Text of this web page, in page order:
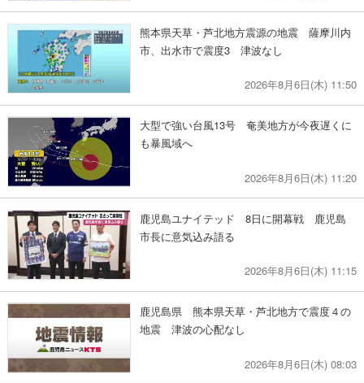
熊本県天草・芦北地方震源の地震 薩摩川内
市、出水市で震度3 津波なし
2026年8月6日(木) 11:50
大型で強い台風13号 奄美地方が今夜遅くに
も暴風域へ
2026年8月6日(木) 11:20
鹿児島ユナイテッド 8日に開幕戦 鹿児島
市長に意気込み語る
2026年8月6日(木) 11:15
鹿児島県 熊本県天草・芦北地方で震度４の
地震 津波の心配なし
2026年8月6日(木) 08:03